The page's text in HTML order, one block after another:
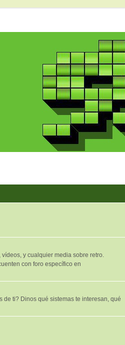
y cualquier media sobre retro.
con foro específico en
ti? Dinos qué sistemas te interesan, qué